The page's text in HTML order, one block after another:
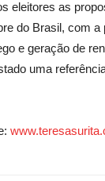
eleitores as
do Brasil, com a
e geração de
uma